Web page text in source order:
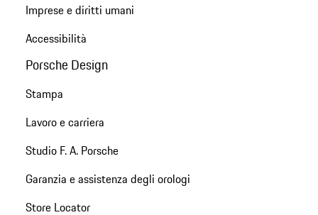
Imprese e diritti umani
Accessibilità
Porsche Design
Stampa
Lavoro e carriera
Studio F. A. Porsche
Garanzia e assistenza degli orologi
Store Locator